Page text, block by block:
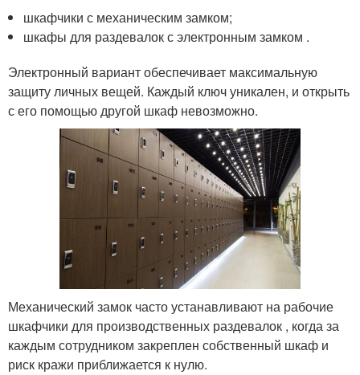
шкафчики с механическим замком;
шкафы для раздевалок с электронным замком .
Электронный вариант обеспечивает максимальную
защиту личных вещей. Каждый ключ уникален, и открыть
с его помощью другой шкаф невозможно.
Механический замок часто устанавливают на рабочие
шкафчики для производственных раздевалок , когда за
каждым сотрудником закреплен собственный шкаф и
риск кражи приближается к нулю.